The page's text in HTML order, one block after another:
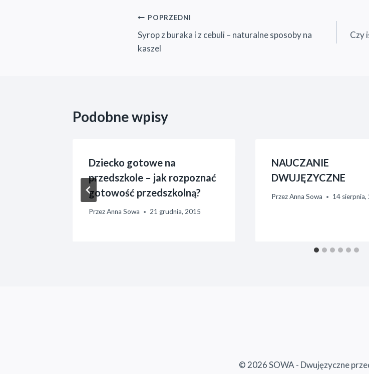
Nawigacja
wpisu
POPRZEDNI
Syrop z buraka i z cebuli – naturalne sposoby na
kaszel
Czy
Podobne wpisy
Dziecko gotowe na
przedszkole – jak rozpoznać
gotowość przedszkolną?
PrzezAnna Sowa 21 grudnia, 2015
NAUCZANIE
DWUJĘZYCZNE
Przez Anna Sowa 14 sierpnia,
© 2026 SOWA - Dwujęzyczne